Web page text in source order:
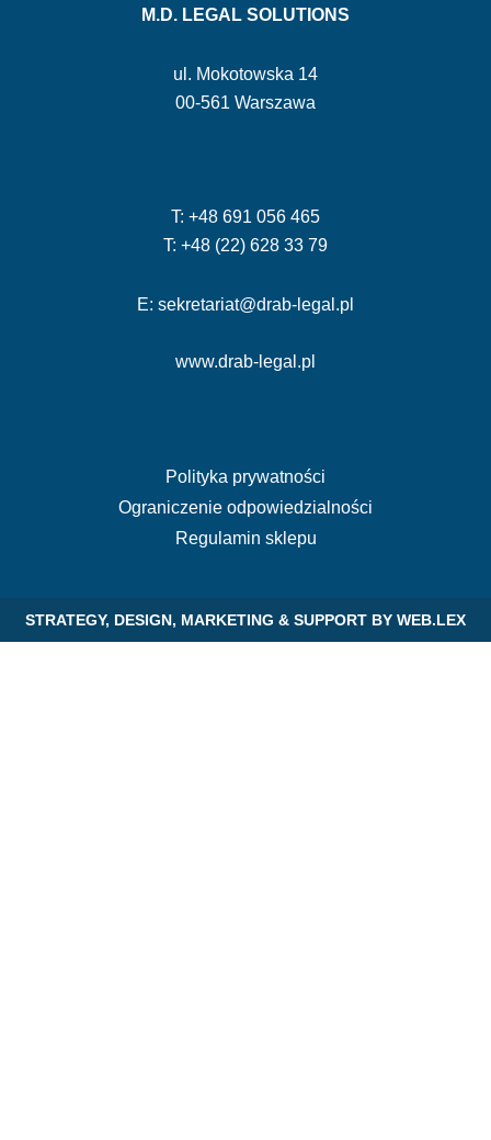
M.D. LEGAL SOLUTIONS
ul. Mokotowska 14
00-561 Warszawa
T: +48 691 056 465
T: +48 (22) 628 33 79
E: sekretariat@drab-legal.pl
www.drab-legal.pl
Polityka prywatności
Ograniczenie odpowiedzialności
Regulamin sklepu
STRATEGY, DESIGN, MARKETING & SUPPORT BY WEB.LEX